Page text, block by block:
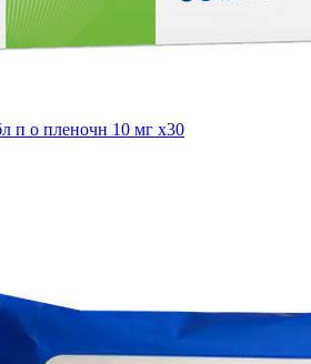
п о пленочн 10 мг x30